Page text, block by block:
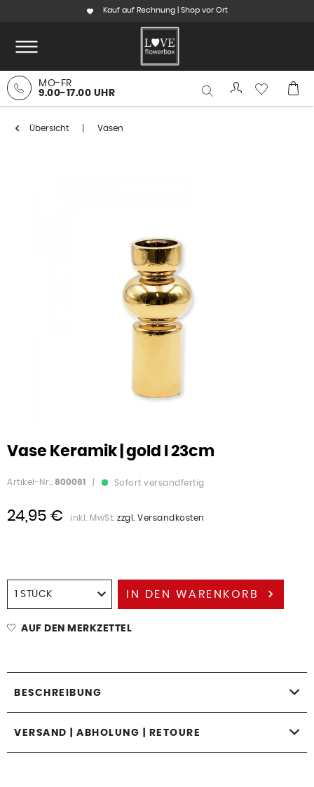
Kauf auf Rechnung | Shop vor Ort
MO-FR
9.00-17.00 UHR
Übersicht Vasen
Vase Keramik | gold I 23cm
Artikel-Nr.: 800061 Sofort versandfertig
24,95 € inkl. MwSt. zzgl. Versandkosten
IN DEN WARENKORB
AUF DEN MERKZETTEL
BESCHREIBUNG
VERSAND | ABHOLUNG | RETOURE